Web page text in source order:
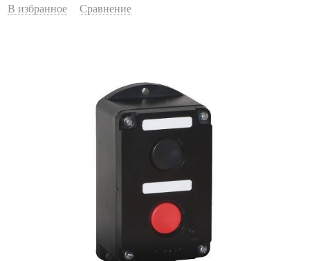
В избранное Сравнение